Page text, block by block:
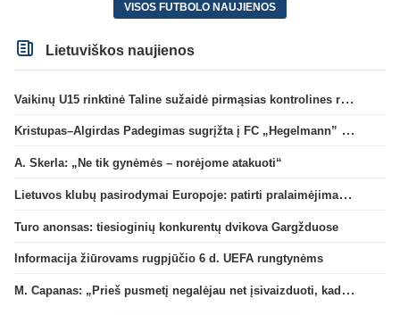
VISOS FUTBOLO NAUJIENOS
Lietuviškos naujienos
Vaikinų U15 rinktinė Taline sužaidė pirmąsias kontrolines rungtynes
Kristupas–Algirdas Padegimas sugrįžta į FC „Hegelmann” B sudėtį
A. Skerla: „Ne tik gynėmės – norėjome atakuoti“
Lietuvos klubų pasirodymai Europoje: patirti pralaimėjimai Kroatijos atstovams
Turo anonsas: tiesioginių konkurentų dvikova Gargžduose
Informacija žiūrovams rugpjūčio 6 d. UEFA rungtynėms
M. Capanas: „Prieš pusmetį negalėjau net įsivaizduoti, kad žaisime prieš „Hajduk“